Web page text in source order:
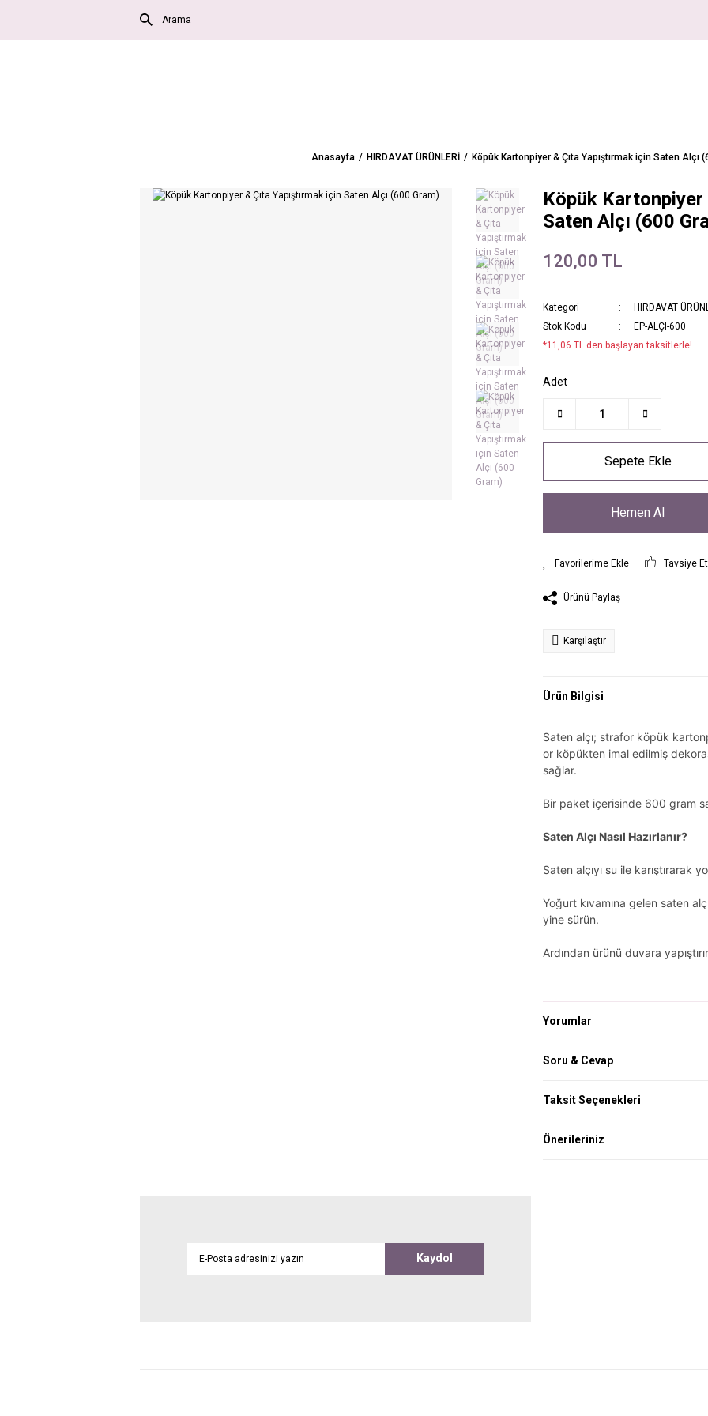
Anasayfa HIRDAVAT ÜRÜNLERİ Köpük Kartonpiyer & Çıta Yapıştırmak için Saten Alçı
Köpük Kartonpiyer
Saten Alçı (600
120,00 TL
Kategori
HIRDAVAT
Stok Kodu
EP-ALÇI-600
*11,06 TL den başlayan taksitlerle!
Adet
Sepete Ekle
Hemen Al
Tavsiye Et
Ürünü Paylaş
Karşılaştır
Ürün Bilgisi
Saten alçı; strafor köpük
or köpükten imal edilmiş
sağlar.
Bir paket içerisinde 600 gram
Saten Alçı Nasıl Hazırlanır?
Saten alçıyı su ile karıştırarak
Yoğurt kıvamına gelen saten
yine sürün.
Ardından ürünü duvara
Yorumlar
Soru & Cevap
Taksit Seçenekleri
Önerileriniz
Kaydol